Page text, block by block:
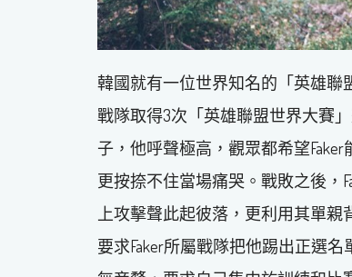
韓國就有一位世界知名的「英雄聯
戰隊取得3次「英雄聯盟世界大賽
子，他呼聲極高，觀眾都希望
更按捺不住當場痛哭。戰敗之後，
上攻擊聲此起彼落，更利用其單
要求Faker所屬戰隊把他踢出正選